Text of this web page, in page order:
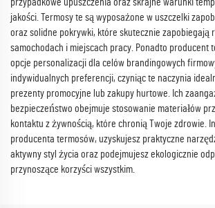
jakości. Termosy te są wyposażone w uszczelki
oraz solidne pokrywki, które skutecznie zapobiegają
samochodach i miejscach pracy. Ponadto producent
opcje personalizacji dla celów brandingowych
indywidualnych preferencji, czyniąc te naczynia
prezenty promocyjne lub zakupy hurtowe. Ich
bezpieczeństwo obejmuje stosowanie materiałów
kontaktu z żywnością, które chronią Twoje zdrowie.
producenta termosów, uzyskujesz praktyczne
aktywny styl życia oraz podejmujesz ekologicznie
przynoszące korzyści wszystkim.